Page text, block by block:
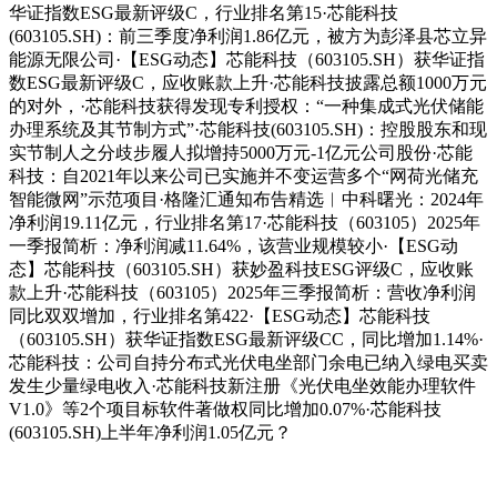
华证指数ESG最新评级C，行业排名第15·芯能科技
(603105.SH)：前三季度净利润1.86亿元，被方为彭泽县芯立异
能源无限公司·【ESG动态】芯能科技（603105.SH）获华证指
数ESG最新评级C，应收账款上升·芯能科技披露总额1000万元
的对外，·芯能科技获得发现专利授权：“一种集成式光伏储能
办理系统及其节制方式”·芯能科技(603105.SH)：控股股东和现
实节制人之分歧步履人拟增持5000万元-1亿元公司股份·芯能
科技：自2021年以来公司已实施并不变运营多个“网荷光储充
智能微网”示范项目·格隆汇通知布告精选︱中科曙光：2024年
净利润19.11亿元，行业排名第17·芯能科技（603105）2025年
一季报简析：净利润减11.64%，该营业规模较小·【ESG动
态】芯能科技（603105.SH）获妙盈科技ESG评级C，应收账
款上升·芯能科技（603105）2025年三季报简析：营收净利润
同比双双增加，行业排名第422·【ESG动态】芯能科技
（603105.SH）获华证指数ESG最新评级CC，同比增加1.14%·
芯能科技：公司自持分布式光伏电坐部门余电已纳入绿电买卖
发生少量绿电收入·芯能科技新注册《光伏电坐效能办理软件
V1.0》等2个项目标软件著做权同比增加0.07%·芯能科技
(603105.SH)上半年净利润1.05亿元？